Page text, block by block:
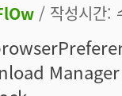
/ 작성시간: